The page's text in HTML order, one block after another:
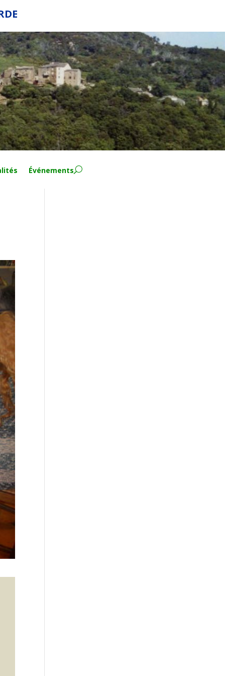
Événements